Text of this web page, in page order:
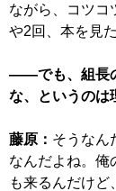
ながら、コツコ
や2回、本を見
――でも、組長
な、というのは
藤原： そうなん
なんだよね。俺
も来るんだけど